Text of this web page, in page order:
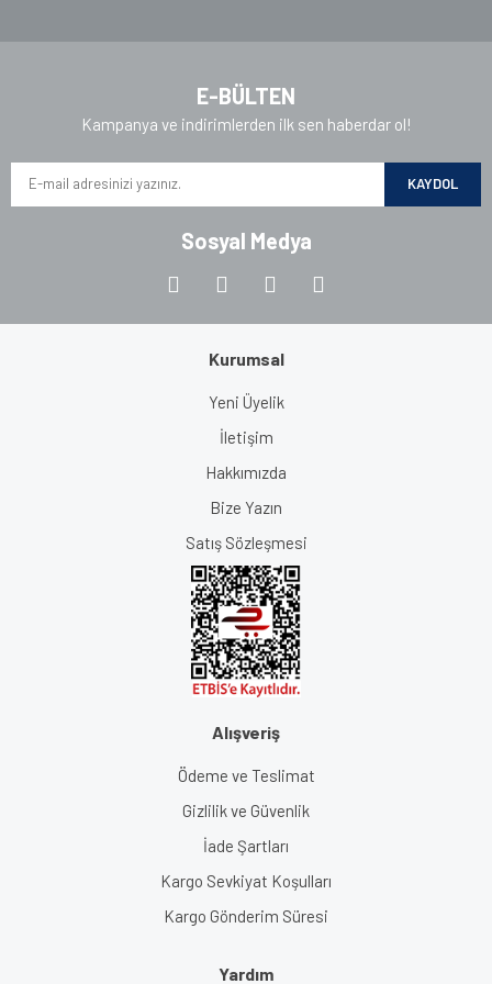
E-BÜLTEN
Kampanya ve indirimlerden ilk sen haberdar ol!
KAYDOL
Sosyal Medya
Kurumsal
Yeni Üyelik
İletişim
Hakkımızda
Bize Yazın
Satış Sözleşmesi
Alışveriş
Ödeme ve Teslimat
Gizlilik ve Güvenlik
İade Şartları
Kargo Sevkiyat Koşulları
Kargo Gönderim Süresi
Yardım